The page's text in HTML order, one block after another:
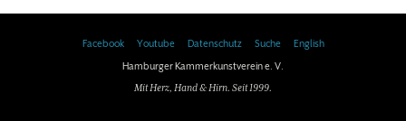
Facebook Youtube Datenschutz Suche
English
Hamburger Kammerkunstverein e. V.
Mit Herz, Hand & Hirn. Seit 1999.